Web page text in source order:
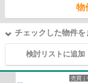
物
チェックした物件を
検討リストに追加
売買｜